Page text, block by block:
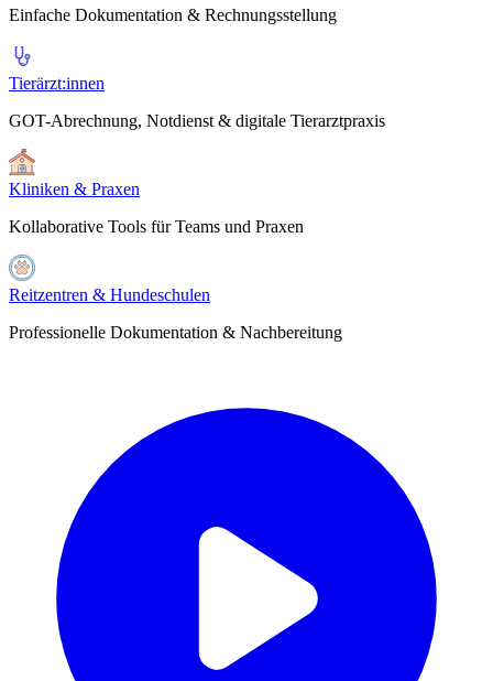
Einfache Dokumentation & Rechnungsstellung
Tierärzt:innen
GOT-Abrechnung, Notdienst & digitale Tierarztpraxis
Kliniken & Praxen
Kollaborative Tools für Teams und Praxen
Reitzentren & Hundeschulen
Professionelle Dokumentation & Nachbereitung